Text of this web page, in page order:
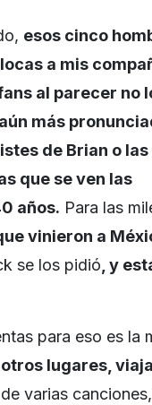
esos cinco
a mis
al parecer no
más
de Brian o
que se ven las
años. Para las
vinieron a
se los pidió,y
para eso es la
lugares,
varias